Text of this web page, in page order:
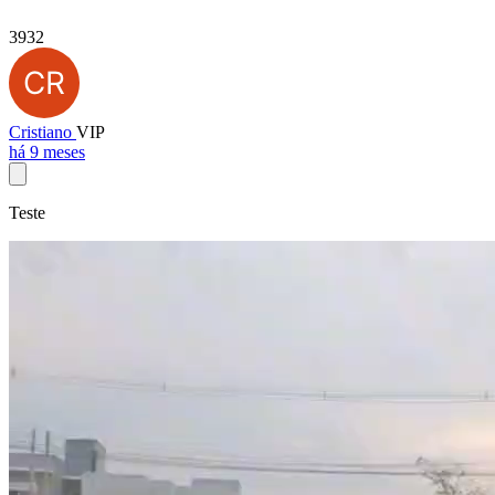
3932
Cristiano VIP
há 9 meses
Teste